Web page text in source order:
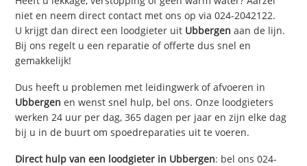
niet en neem direct contact met ons op via 024-2042122.
U krijgt dan direct een loodgieter uit Ubbergen aan de lijn.
Bij ons regelt u een reparatie of offerte dus snel en
gemakkelijk!
Dus heeft u problemen met leidingwerk of afvoeren in
Ubbergen en wenst snel hulp, bel ons. Onze loodgieters
werken 24 uur per dag, 365 dagen per jaar en zijn elke dag
bij u in de buurt om spoedreparaties uit te voeren.
Direct hulp van een loodgieter in Ubbergen: bel ons 024-